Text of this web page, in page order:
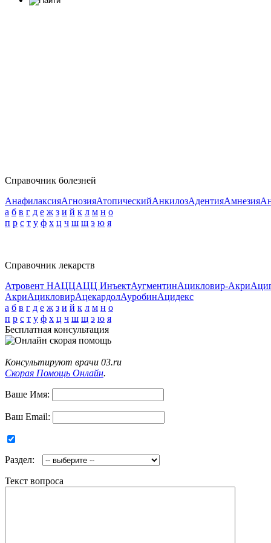
Справочник болезней
АнафилаксияАгнозияАтопическийАнкилозАдентияАмнезия
а б в г д е ж з и й к л м н о
п р с т у ф х ц ч ш щ э ю я
Справочник лекарств
Атровент НАЦЦАЦЦ ИнъектАугментинАцикловир-Акри
АкриАцикловирАцекардолАуробинАцидекс
а б в г д е ж з и й к л м н о
п р с т у ф х ц ч ш щ э ю я
Бесплатная консультация
Консультируют врачи 03.ru
Скорая Помощь Онлайн.
Ваше Имя:
Ваш Email:
Раздел:
Текст вопроса